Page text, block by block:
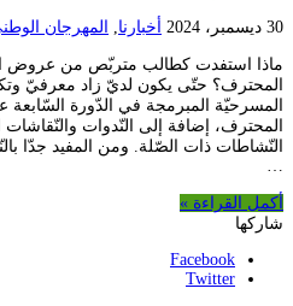
30 ديسمبر، 2024 أخبارنا المهرجان
ماذا استفدت كطالب متربّص من عروض
المحترف؟ حتّى يكون لديّ زاد معرفيّ
المسرحيّة المبرمجة في الدّورة
المحترف، إضافة إلى النّدوات والنّقاشات
النّشاطات ذات الصّلة. ومن المفيد جدّا
أكمل القراءة »
شاركها
Facebook
Twitter